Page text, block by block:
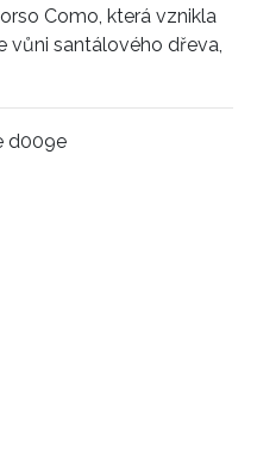
Como, která vznikla
vůni santálového dřeva,